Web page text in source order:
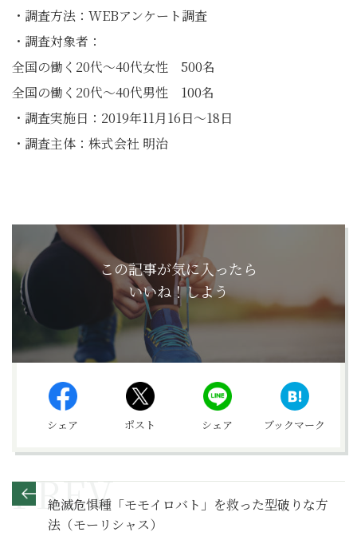
・調査方法：WEBアンケート調査
・調査対象者：
全国の働く20代～40代女性 500名
全国の働く20代～40代男性 100名
・調査実施日：2019年11月16日～18日
・調査主体：株式会社 明治
この記事が気に入ったら
いいね！しよう
シェア ポスト シェア ブックマーク
絶滅危惧種「モモイロバト」を救った型破りな方
法（モーリシャス）